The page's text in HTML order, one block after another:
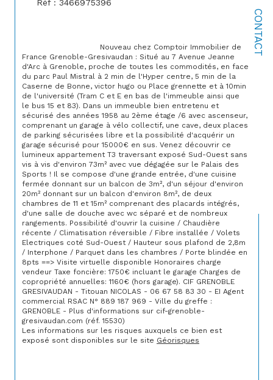
CONTACT
Réf : 3466975396
France Grenoble-Gresivaudan : Situé au 7 Avenue Jeanne
d'Arc à Grenoble, proche de toutes les commodités, en face
du parc Paul Mistral à 2 min de l'Hyper centre, 5 min de la
Caserne de Bonne, victor hugo ou Place grennette et à 10min
de l'université (Tram C et E en bas de l'immeuble ainsi que
le bus 15 et 83). Dans un immeuble bien entretenu et
sécurisé des années 1958 au 2ème étage /6 avec ascenseur,
comprenant un garage à vélo collectif, une cave, deux places
de parking sécurisées libre et la possibilité d'acquérir un
garage sécurisé pour 15000€ en sus. Venez découvrir ce
lumineux appartement T3 traversant exposé Sud-Ouest sans
vis à vis d'environ 73m² avec vue dégagée sur le Palais des
Sports ! Il se compose d'une grande entrée, d'une cuisine
fermée donnant sur un balcon de 3m², d'un séjour d'environ
20m² donnant sur un balcon d'environ 8m², de deux
chambres de 11 et 15m² comprenant des placards intégrés,
d'une salle de douche avec wc séparé et de nombreux
rangements. Possibilité d'ouvrir la cuisine / Chaudière
récente / Climatisation réversible / Fibre installée / Volets
Electriques coté Sud-Ouest / Hauteur sous plafond de 2,8m
/ Interphone / Parquet dans les chambres / Porte blindée en
8pts ==> Visite virtuelle disponible Honoraires charge
vendeur Taxe foncière: 1750€ incluant le garage Charges de
copropriété annuelles: 1160€ (hors garage). CIF GRENOBLE
GRESIVAUDAN - Titouan NICOLAS - 06 67 58 83 30 - EI Agent
commercial RSAC N° 889 187 969 - Ville du greffe :
GRENOBLE - Plus d'informations sur cif-grenoble-
gresivaudan.com (réf. 15530)
Les informations sur les risques auxquels ce bien est
exposé sont disponibles sur le site Géorisques